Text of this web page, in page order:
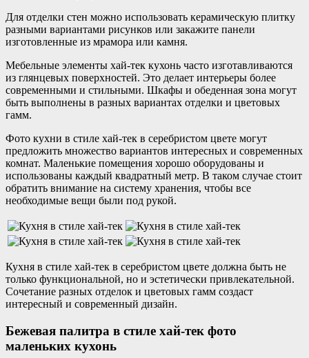
Для отделки стен можно использовать керамическую плитку
разными вариантами рисунков или закажите панели
изготовленные из мрамора или камня.
Мебельные элементы хай-тек кухонь часто изготавливаются
из глянцевых поверхностей. Это делает интерьеры более
современными и стильными. Шкафы и обеденная зона могут
быть выполнены в разных вариантах отделки и цветовых
гамм.
Фото кухни в стиле хай-тек в серебристом цвете могут
предложить множество вариантов интересных и современных
комнат. Маленькие помещения хорошо оборудованы и
использованы каждый квадратный метр. В таком случае стоит
обратить внимание на систему хранения, чтобы все
необходимые вещи были под рукой.
Кухня в стиле хай-тек в серебристом цвете должна быть не
только функциональной, но и эстетически привлекательной.
Сочетание разных отделок и цветовых гамм создаст
интересный и современный дизайн.
Бежевая палитра в стиле хай-тек фото
маленьких кухонь